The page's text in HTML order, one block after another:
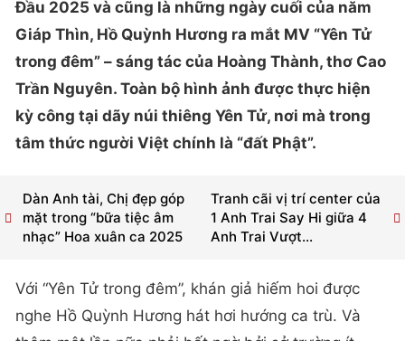
Đầu 2025 và cũng là những ngày cuối của năm
Giáp Thìn, Hồ Quỳnh Hương ra mắt MV “Yên Tử
trong đêm” – sáng tác của Hoàng Thành, thơ Cao
Trần Nguyên. Toàn bộ hình ảnh được thực hiện
kỳ công tại dãy núi thiêng Yên Tử, nơi mà trong
tâm thức người Việt chính là “đất Phật”.
Tranh cãi vị trí center của
1 Anh Trai Say Hi giữa 4
Anh Trai Vượt...
Dàn Anh tài, Chị đẹp góp
mặt trong “bữa tiệc âm
nhạc” Hoa xuân ca 2025
Với “Yên Tử trong đêm”, khán giả hiếm hoi được
nghe Hồ Quỳnh Hương hát hơi hướng ca trù. Và